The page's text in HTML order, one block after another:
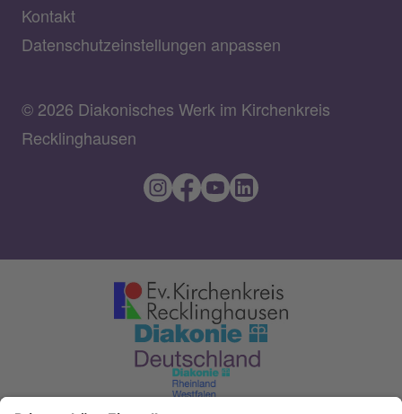
Kontakt
Datenschutzeinstellungen anpassen
© 2026 Diakonisches Werk im Kirchenkreis
Recklinghausen